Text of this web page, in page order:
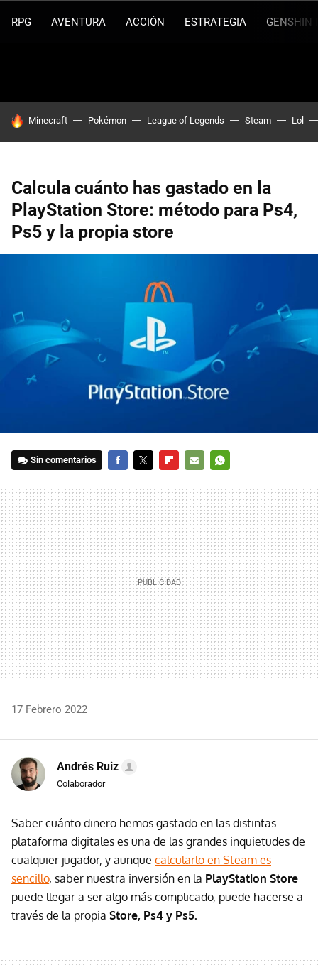
RPG AVENTURA ACCIÓN ESTRATEGIA GENSHIN
HOY SE HABLA DE
Minecraft Pokémon League of Legends Steam Lol
Calcula cuánto has gastado en la
PlayStation Store: método para Ps4,
Ps5 y la propia store
Sin comentarios
MAIL
17 Febrero 2022
Andrés Ruiz
Colaborador
Saber cuánto dinero hemos gastado en las distintas
plataforma digitales es una de las grandes inquietudes de
cualquier jugador, y aunque calcularlo en Steam es
sencillo, saber nuestra inversión en la PlayStation Store
puede llegar a ser algo más complicado, puede hacerse a
través de la propia Store, Ps4 y Ps5.